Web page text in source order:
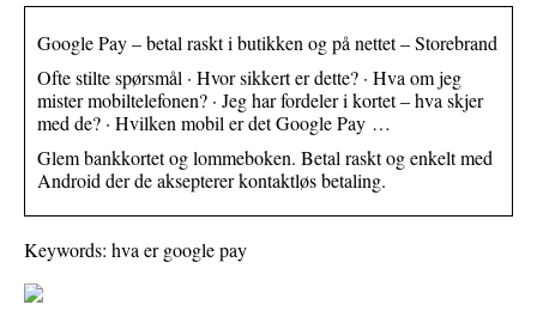
Google Pay – betal raskt i butikken og på nettet – Storebrand
Ofte stilte spørsmål · Hvor sikkert er dette? · Hva om jeg
mister mobiltelefonen? · Jeg har fordeler i kortet – hva skjer
med de? · Hvilken mobil er det Google Pay …
Glem bankkortet og lommeboken. Betal raskt og enkelt med
Android der de aksepterer kontaktløs betaling.
Keywords: hva er google pay